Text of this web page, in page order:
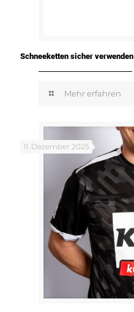
Schneeketten sicher verwenden
Mehr erfahren
11. Dezember 2025